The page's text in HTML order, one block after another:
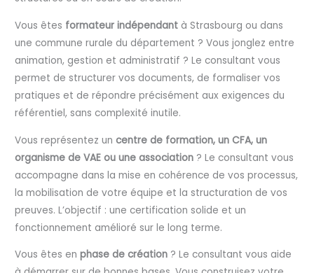
Vous êtes formateur indépendant à Strasbourg ou dans
une commune rurale du département ? Vous jonglez entre
animation, gestion et administratif ? Le consultant vous
permet de structurer vos documents, de formaliser vos
pratiques et de répondre précisément aux exigences du
référentiel, sans complexité inutile.
Vous représentez uncentre de formation, un CFA, un
organisme de VAE ou une association ? Le consultant vous
accompagne dans la mise en cohérence de vos processus,
la mobilisation de votre équipe et la structuration de vos
preuves. L’objectif : une certification solide et un
fonctionnement amélioré sur le long terme.
Vous êtes enphase de création ? Le consultant vous aide